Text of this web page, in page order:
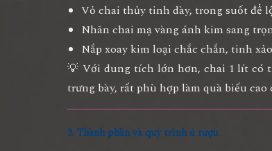
Vỏ chai thủy tinh dày, trong suốt để
Nhãn chai mạ vàng ánh kim sang
Nắp xoay kim loại chắc chắn, tinh
💡 Với dung tích lớn hơn, chai 1 lít có
trưng bày, rất phù hợp làm quà biếu cao
3. Thành phần và quy trình ủ rượu